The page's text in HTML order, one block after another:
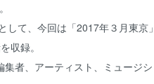
て、今回は「2017年３月東京」
収録。
者、アーティスト、ミュージシ